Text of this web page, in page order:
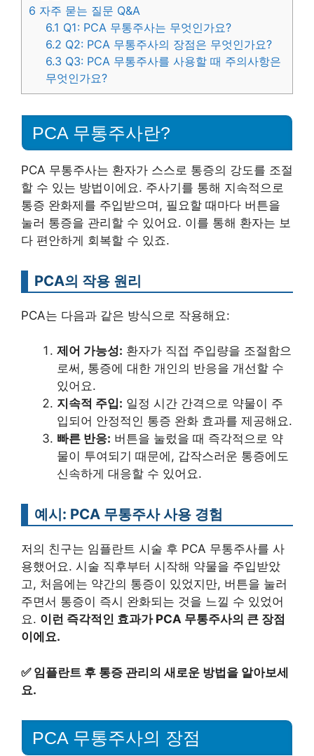
6 자주 묻는 질문 Q&A
6.1 Q1: PCA 무통주사는 무엇인가요?
6.2 Q2: PCA 무통주사의 장점은 무엇인가요?
6.3 Q3: PCA 무통주사를 사용할 때 주의사항은
무엇인가요?
PCA 무통주사란?
PCA 무통주사는 환자가 스스로 통증의 강도를 조절
할 수 있는 방법이에요. 주사기를 통해 지속적으로
통증 완화제를 주입받으며, 필요할 때마다 버튼을
눌러 통증을 관리할 수 있어요. 이를 통해 환자는 보
다 편안하게 회복할 수 있죠.
PCA의 작용 원리
PCA는 다음과 같은 방식으로 작용해요:
제어 가능성: 환자가 직접 주입량을 조절함으
로써, 통증에 대한 개인의 반응을 개선할 수
있어요.
지속적 주입: 일정 시간 간격으로 약물이 주
입되어 안정적인 통증 완화 효과를 제공해요.
빠른 반응: 버튼을 눌렀을 때 즉각적으로 약
물이 투여되기 때문에, 갑작스러운 통증에도
신속하게 대응할 수 있어요.
예시: PCA 무통주사 사용 경험
저의 친구는 임플란트 시술 후 PCA 무통주사를 사
용했어요. 시술 직후부터 시작해 약물을 주입받았
고, 처음에는 약간의 통증이 있었지만, 버튼을 눌러
주면서 통증이 즉시 완화되는 것을 느낄 수 있었어
요. 이런 즉각적인 효과가 PCA 무통주사의 큰 장점
이에요.
✅ 임플란트 후 통증 관리의 새로운 방법을 알아보세
요.
PCA 무통주사의 장점